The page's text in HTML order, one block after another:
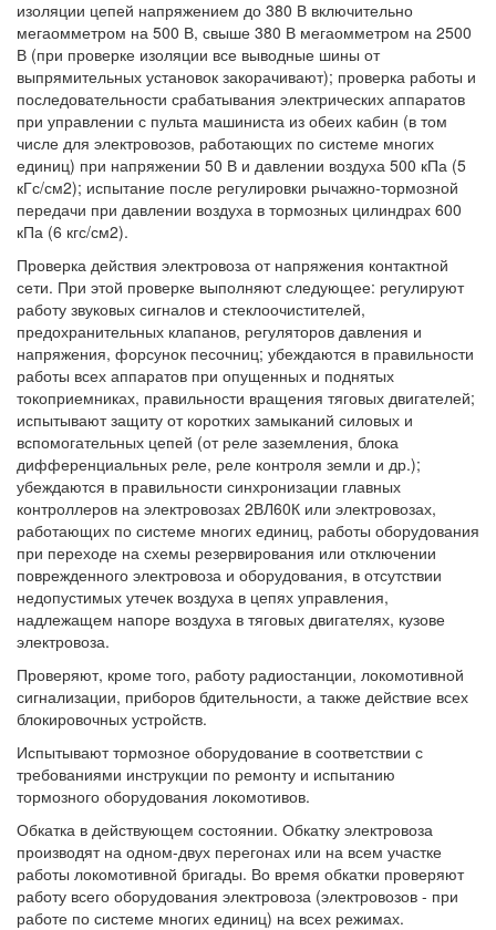
изоляции цепей напряжением до 380 В включительно
мегаомметром на 500 В, свыше 380 В мегаомметром на 2500
В (при проверке изоляции все выводные шины от
выпрямительных установок закорачивают); проверка работы и
последовательности срабатывания электрических аппаратов
при управлении с пульта машиниста из обеих кабин (в том
числе для электровозов, работающих по системе многих
единиц) при напряжении 50 В и давлении воздуха 500 кПа (5
кГс/см2); испытание после регулировки рычажно-тормозной
передачи при давлении воздуха в тормозных цилиндрах 600
кПа (6 кгс/см2).
Проверка действия электровоза от напряжения контактной
сети. При этой проверке выполняют следующее: регулируют
работу звуковых сигналов и стеклоочистителей,
предохранительных клапанов, регуляторов давления и
напряжения, форсунок песочниц; убеждаются в правильности
работы всех аппаратов при опущенных и поднятых
токоприемниках, правильности вращения тяговых двигателей;
испытывают защиту от коротких замыканий силовых и
вспомогательных цепей (от реле заземления, блока
дифференциальных реле, реле контроля земли и др.);
убеждаются в правильности синхронизации главных
контроллеров на электровозах 2ВЛ60К или электровозах,
работающих по системе многих единиц, работы оборудования
при переходе на схемы резервирования или отключении
поврежденного электровоза и оборудования, в отсутствии
недопустимых утечек воздуха в цепях управления,
надлежащем напоре воздуха в тяговых двигателях, кузове
электровоза.
Проверяют, кроме того, работу радиостанции, локомотивной
сигнализации, приборов бдительности, а также действие всех
блокировочных устройств.
Испытывают тормозное оборудование в соответствии с
требованиями инструкции по ремонту и испытанию
тормозного оборудования локомотивов.
Обкатка в действующем состоянии. Обкатку электровоза
производят на одном-двух перегонах или на всем участке
работы локомотивной бригады. Во время обкатки проверяют
работу всего оборудования электровоза (электровозов - при
работе по системе многих единиц) на всех режимах.